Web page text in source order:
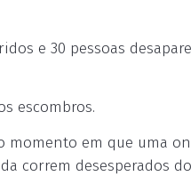
e 30 pessoas
escombros.
em que uma
correm desesperados